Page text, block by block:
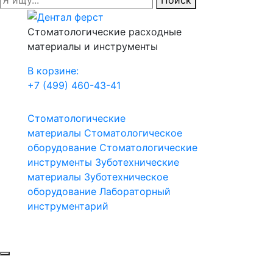
Стоматологические расходные
материалы и инструменты
В корзине:
+7 (499) 460-43-41
Стоматологические
материалы Стоматологическое
оборудование Стоматологические
инструменты Зуботехнические
материалы Зуботехническое
оборудование Лабораторный
инструментарий